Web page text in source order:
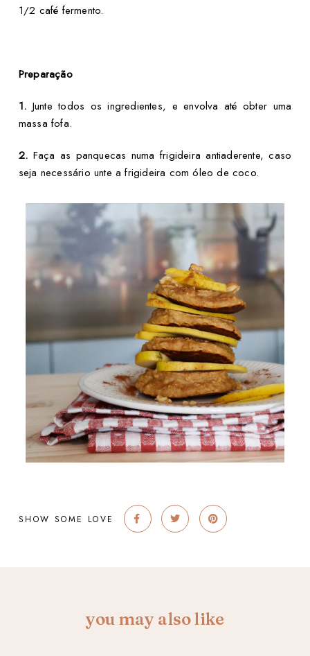
1/2 café fermento.
Preparação
1. Junte todos os ingredientes, e envolva até obter uma
massa fofa.
2. Faça as panquecas numa frigideira antiaderente, caso
seja necessário unte a frigideira com óleo de coco.
SHOW SOME LOVE
you may also like